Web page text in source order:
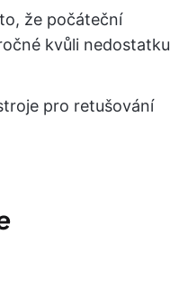
že počáteční
kvůli nedostatku
pro retušování